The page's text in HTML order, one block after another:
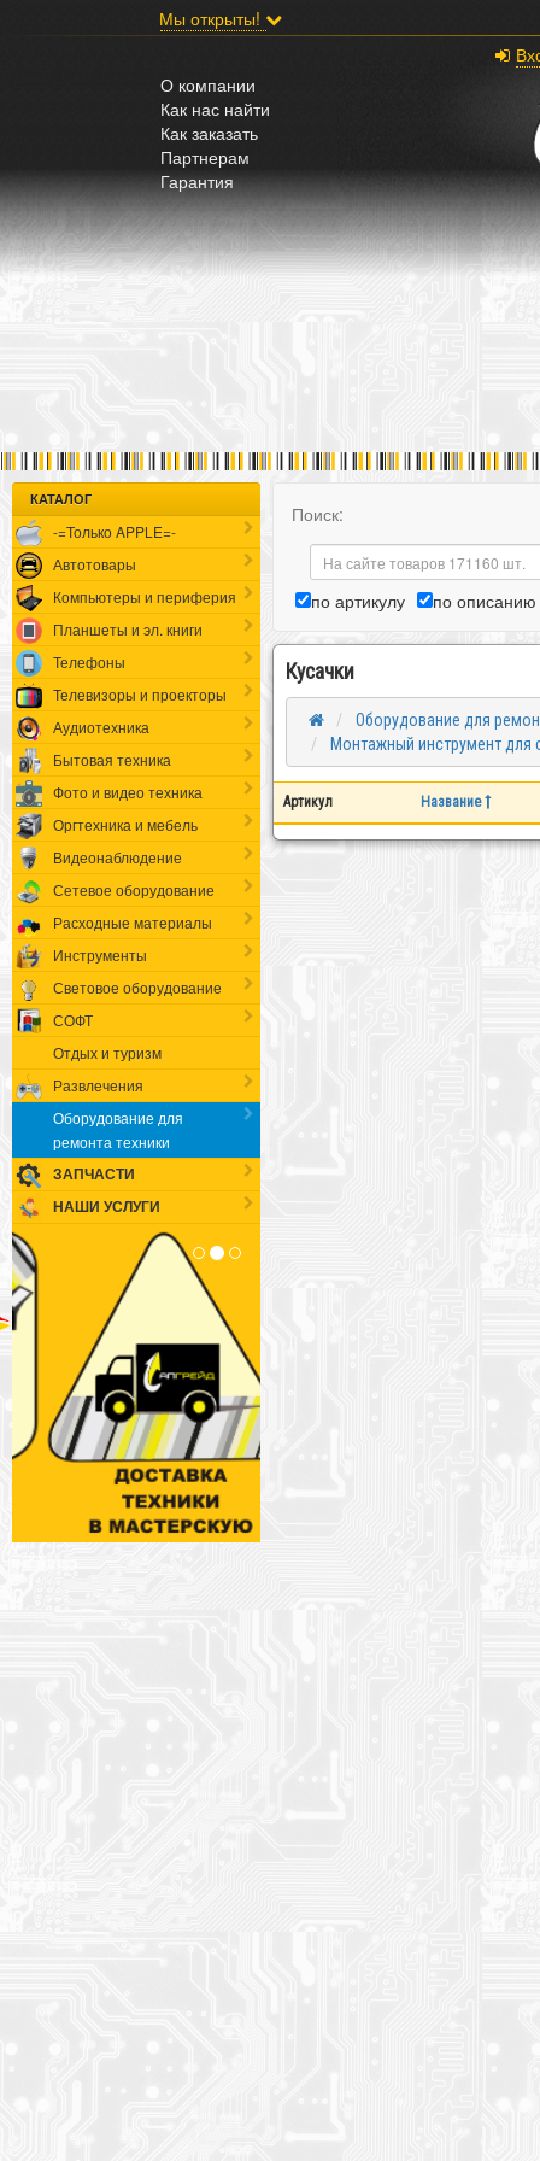
Мы открыты!
О компании
Как нас найти
Как заказать
Партнерам
Гарантия
КАТАЛОГ
-=Только APPLE=-
Автотовары
Компьютеры и периферия
Планшеты и эл. книги
Телефоны
Телевизоры и проекторы
Аудиотехника
Бытовая техника
Фото и видео техника
Оргтехника и мебель
Видеонаблюдение
Сетевое оборудование
Расходные материалы
Инструменты
Световое оборудование
СОФТ
Отдых и туризм
Развлечения
Оборудование для
ремонта техники
ЗАПЧАСТИ
НАШИ УСЛУГИ
Поиск:
по артикулу по описанию
Кусачки
Оборудование для
Монтажный инструмент для
Артикул Название